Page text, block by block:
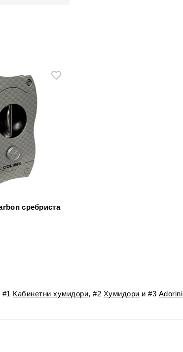
сребриста
#1 Кабинетни хумидори, #2 Хумидори и #3 Adorini